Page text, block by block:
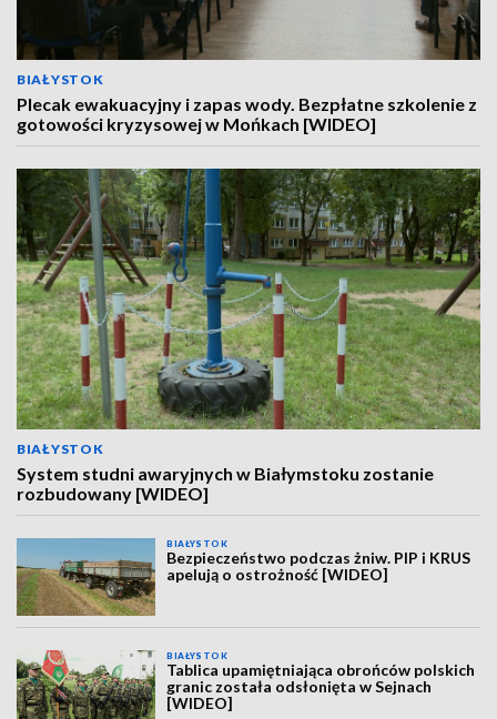
BIAŁYSTOK
Plecak ewakuacyjny i zapas wody. Bezpłatne szkolenie z
gotowości kryzysowej w Mońkach [WIDEO]
BIAŁYSTOK
System studni awaryjnych w Białymstoku zostanie
rozbudowany [WIDEO]
BIAŁYSTOK
Bezpieczeństwo podczas żniw. PIP i KRUS
apelują o ostrożność [WIDEO]
BIAŁYSTOK
Tablica upamiętniająca obrońców polskich
granic została odsłonięta w Sejnach
[WIDEO]